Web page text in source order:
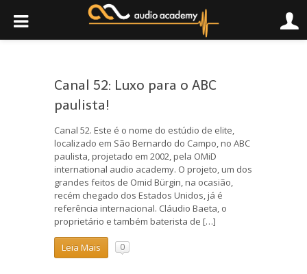
Canal 52: Luxo para o ABC
paulista!
Canal 52. Este é o nome do estúdio de elite,
localizado em São Bernardo do Campo, no ABC
paulista, projetado em 2002, pela OMiD
international audio academy. O projeto, um dos
grandes feitos de Omid Bürgin, na ocasião,
recém chegado dos Estados Unidos, já é
referência internacional. Cláudio Baeta, o
proprietário e também baterista de […]
Leia Mais 0